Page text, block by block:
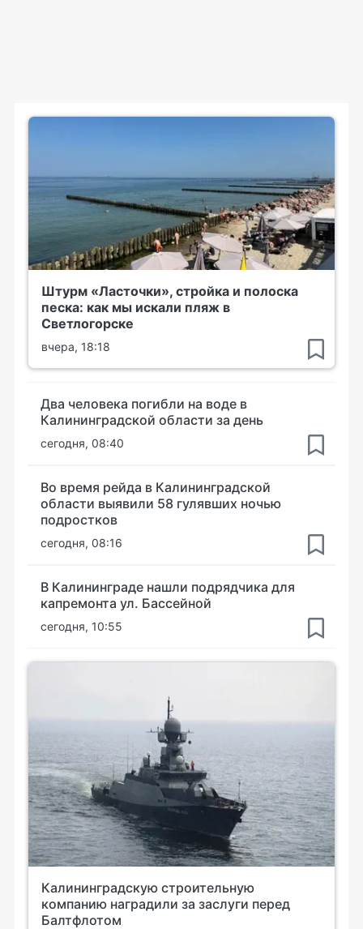
Штурм «Ласточки», стройка и полоска
песка: как мы искали пляж в
Светлогорске
вчера, 18:18
Два человека погибли на воде в
Калининградской области за день
сегодня, 08:40
Во время рейда в Калининградской
области выявили 58 гулявших ночью
подростков
сегодня, 08:16
В Калининграде нашли подрядчика для
капремонта ул. Бассейной
сегодня, 10:55
Калининградскую строительную
компанию наградили за заслуги перед
Балтфлотом